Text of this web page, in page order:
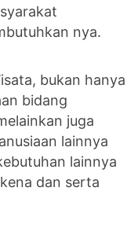
nya.
bukan hanya
bidang
juga
lainnya
lainnya
dan serta